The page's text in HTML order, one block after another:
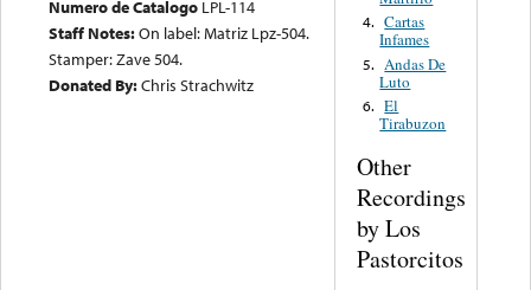
Numero de Catalogo LPL-114
Staff Notes:On label: Matriz Lpz-504.
Stamper: Zave 504.
Donated By:Chris Strachwitz
4. Cartas
Infames
5. Andas De
Luto
6. El
Tirabuzon
Other
Recordings
by Los
Pastorcitos